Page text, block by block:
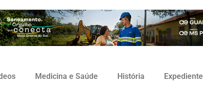
Medicina e Saúde História Expediente